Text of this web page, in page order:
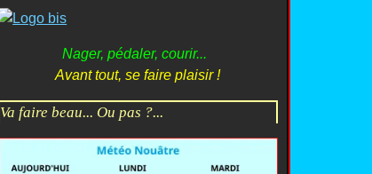
Nager, pédaler, courir...
Avant tout, se faire plaisir !
Va faire beau... Ou pas ?...